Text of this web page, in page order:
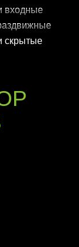
входные
скрытые